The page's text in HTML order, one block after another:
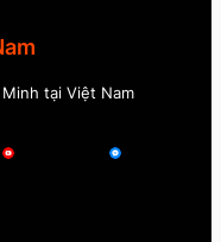
tại Việt Nam